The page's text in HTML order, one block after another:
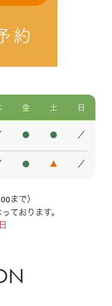
金 土 日
● ● ／
● ▲ ／
まで）
ております。